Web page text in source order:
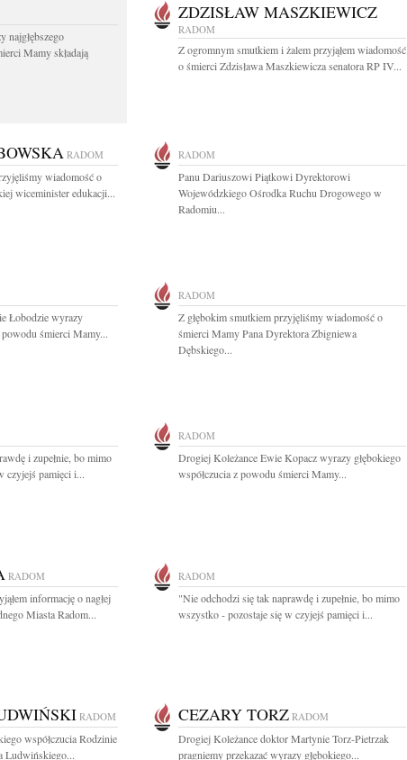
najgłębszego
Mamy składają
ZDZISŁAW MASZKIEWICZ
RADOM
Z ogromnym smutkiem i żalem przyjąłem wiadomość
o śmierci Zdzisława Maszkiewicza senatora RP IV...
RADOM
wiadomość o
wiceminister edukacji...
RADOM
Panu Dariuszowi Piątkowi Dyrektorowi
Wojewódzkiego Ośrodka Ruchu Drogowego w
Radomiu...
Łobodzie wyrazy
powodu śmierci Mamy...
RADOM
Z głębokim smutkiem przyjęliśmy wiadomość o
śmierci Mamy Pana Dyrektora Zbigniewa
Dębskiego...
i zupełnie, bo mimo
czyjejś pamięci i...
RADOM
Drogiej Koleżance Ewie Kopacz wyrazy głębokiego
współczucia z powodu śmierci Mamy...
RADOM
informację o nagłej
Miasta Radom...
RADOM
"Nie odchodzi się tak naprawdę i zupełnie, bo mimo
wszystko - pozostaje się w czyjejś pamięci i...
RADOM
współczucia Rodzinie
Ludwińskiego...
CEZARY TORZ RADOM
Drogiej Koleżance doktor Martynie Torz-Pietrzak
pragniemy przekazać wyrazy głębokiego...